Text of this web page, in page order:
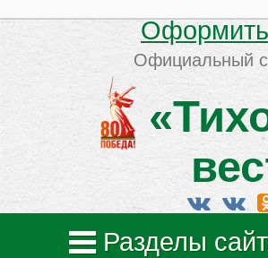
Оформить
Официальный
Разделы